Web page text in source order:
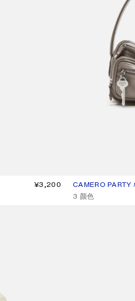
¥3,200
CAMERO PARTY
当前颜色： 褐米色
價格：¥14,500。
,3 颜色